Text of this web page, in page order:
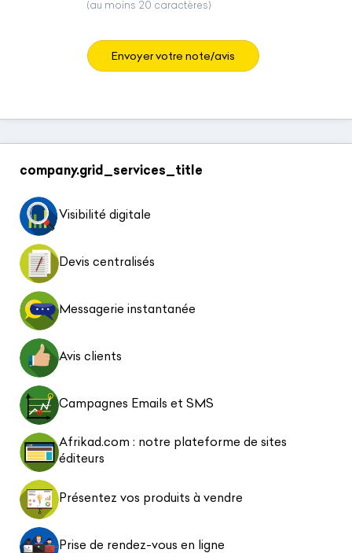
(au moins 20 caractères)
Envoyer votre note/avis
company.grid_services_title
Visibilité digitale
Devis centralisés
Messagerie instantanée
Avis clients
Campagnes Emails et SMS
Afrikad.com : notre plateforme de sites
éditeurs
Présentez vos produits à vendre
Prise de rendez-vous en ligne